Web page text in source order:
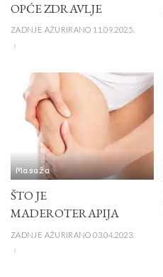
OPĆE ZDRAVLJE
ZADNJE AŽURIRANO 11.09.2025.
Masaža
ŠTO JE
MADEROTERAPIJA
ZADNJE AŽURIRANO 03.04.2023.